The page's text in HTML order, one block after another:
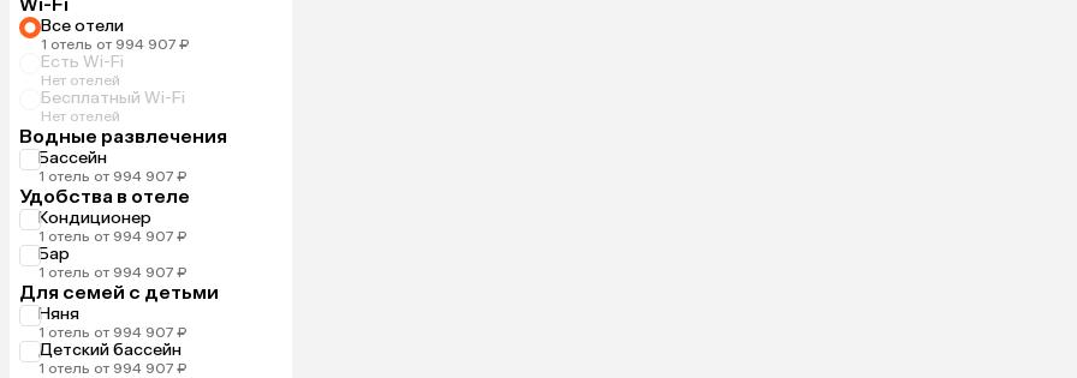
Все отели
1 отель от 994 907 ₽
Есть Wi-Fi
Нет отелей
Бесплатный Wi-Fi
Нет отелей
Водные развлечения
Бассейн
1 отель от 994 907 ₽
Удобства в отеле
Кондиционер
1 отель от 994 907 ₽
Бар
1 отель от 994 907 ₽
Для семей с детьми
Няня
1 отель от 994 907 ₽
Детский бассейн
1 отель от 994 907 ₽